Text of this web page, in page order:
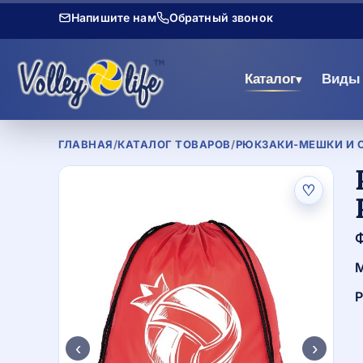
Напишите нам Обратный звонок
Каталог▾ Виды
ГЛАВНАЯ/КАТАЛОГ ТОВАРОВ/РЮКЗАКИ-МЕШКИ И
♡
‹ ›